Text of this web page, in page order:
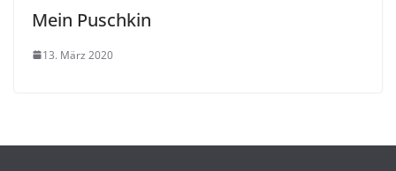
Mein Puschkin
13. März 2020